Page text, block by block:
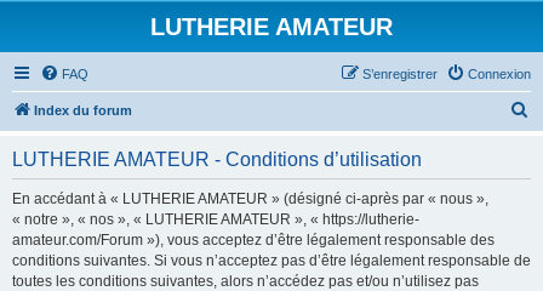
LUTHERIE AMATEUR
FAQ Connexion
S’enregistrer
Index du forum
LUTHERIE AMATEUR - Conditions d’utilisation
En accédant à « LUTHERIE AMATEUR » (désigné ci-après par « nous »,
« notre », « nos », « LUTHERIE AMATEUR », « https://lutherie-
amateur.com/Forum »), vous acceptez d’être légalement responsable des
conditions suivantes. Si vous n’acceptez pas d’être légalement responsable de
toutes les conditions suivantes, alors n’accédez pas et/ou n’utilisez pas